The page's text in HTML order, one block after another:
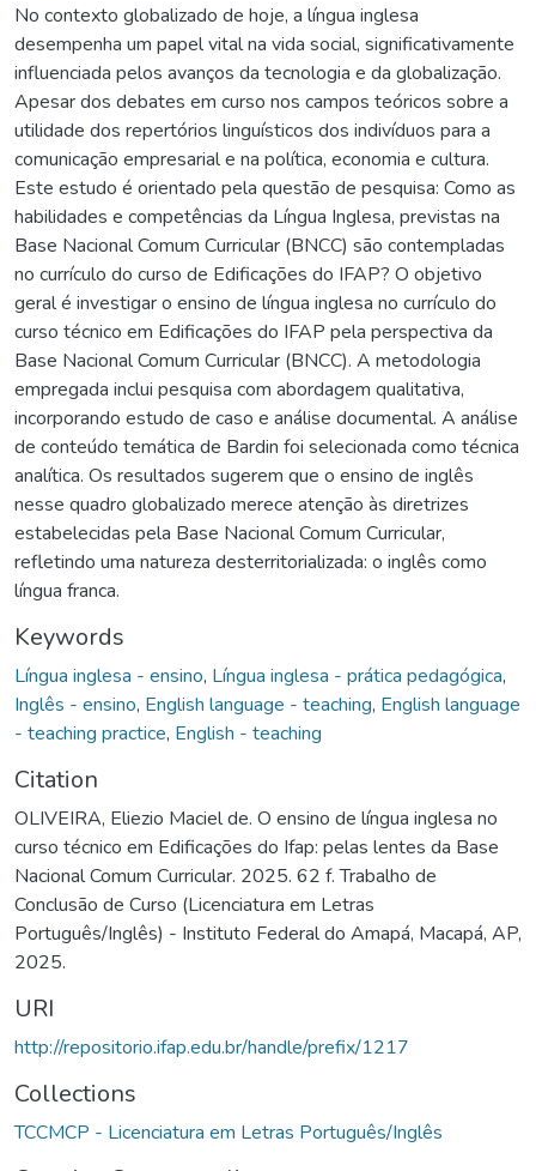
No contexto globalizado de hoje, a língua inglesa
desempenha um papel vital na vida social, significativamente
influenciada pelos avanços da tecnologia e da globalização.
Apesar dos debates em curso nos campos teóricos sobre a
utilidade dos repertórios linguísticos dos indivíduos para a
comunicação empresarial e na política, economia e cultura.
Este estudo é orientado pela questão de pesquisa: Como as
habilidades e competências da Língua Inglesa, previstas na
Base Nacional Comum Curricular (BNCC) são contempladas
no currículo do curso de Edificações do IFAP? O objetivo
geral é investigar o ensino de língua inglesa no currículo do
curso técnico em Edificações do IFAP pela perspectiva da
Base Nacional Comum Curricular (BNCC). A metodologia
empregada inclui pesquisa com abordagem qualitativa,
incorporando estudo de caso e análise documental. A análise
de conteúdo temática de Bardin foi selecionada como técnica
analítica. Os resultados sugerem que o ensino de inglês
nesse quadro globalizado merece atenção às diretrizes
estabelecidas pela Base Nacional Comum Curricular,
refletindo uma natureza desterritorializada: o inglês como
língua franca.
Keywords
Língua inglesa - ensino, Língua inglesa - prática pedagógica,
Inglês - ensino, English language - teaching, English language
- teaching practice, English - teaching
Citation
OLIVEIRA, Eliezio Maciel de. O ensino de língua inglesa no
curso técnico em Edificações do Ifap: pelas lentes da Base
Nacional Comum Curricular. 2025. 62 f. Trabalho de
Conclusão de Curso (Licenciatura em Letras
Português/Inglês) - Instituto Federal do Amapá, Macapá, AP,
2025.
URI
http://repositorio.ifap.edu.br/handle/prefix/1217
Collections
TCCMCP - Licenciatura em Letras Português/Inglês